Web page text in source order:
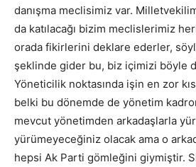
danışma meclisimiz var.
da katılacağı bizim meclislerimiz
orada fikirlerini deklare ederler,
şeklinde gider bu, biz içimizi böyle
Yöneticilik noktasında işin en zor
belki bu dönemde de yönetim
mevcut yönetimden arkadaşlarla
yürümeyeceğiniz olacak ama o
hepsi Ak Parti gömleğini giymiştir.